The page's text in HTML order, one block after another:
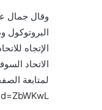
وقال جمال
البروتوكول
الإتجاه
الاتحاد
لمتابعة